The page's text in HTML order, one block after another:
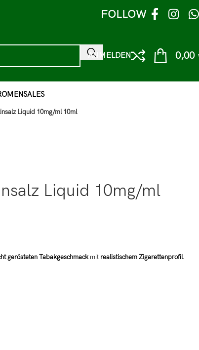
FOLLOW
ANMELDEN 0,00
SALES
Liquid 10mg/ml 10ml
Liquid 10mg/ml
gerösteten Tabakgeschmackmit realistischem Zigarettenprofil.